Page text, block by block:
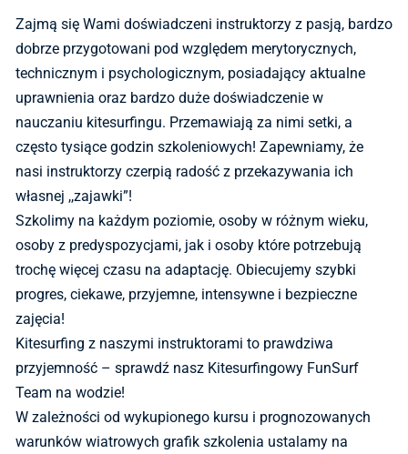
Zajmą się Wami doświadczeni instruktorzy z pasją, bardzo
dobrze przygotowani pod względem merytorycznych,
technicznym i psychologicznym, posiadający aktualne
uprawnienia oraz bardzo duże doświadczenie w
nauczaniu kitesurfingu. Przemawiają za nimi setki, a
często tysiące godzin szkoleniowych! Zapewniamy, że
nasi instruktorzy czerpią radość z przekazywania ich
własnej ,,zajawki”!
Szkolimy na każdym poziomie, osoby w różnym wieku,
osoby z predyspozycjami, jak i osoby które potrzebują
trochę więcej czasu na adaptację. Obiecujemy szybki
progres, ciekawe, przyjemne, intensywne i bezpieczne
zajęcia!
Kitesurfing z naszymi instruktorami to prawdziwa
przyjemność – sprawdź nasz Kitesurfingowy FunSurf
Team na wodzie!
W zależności od wykupionego kursu i prognozowanych
warunków wiatrowych grafik szkolenia ustalamy na